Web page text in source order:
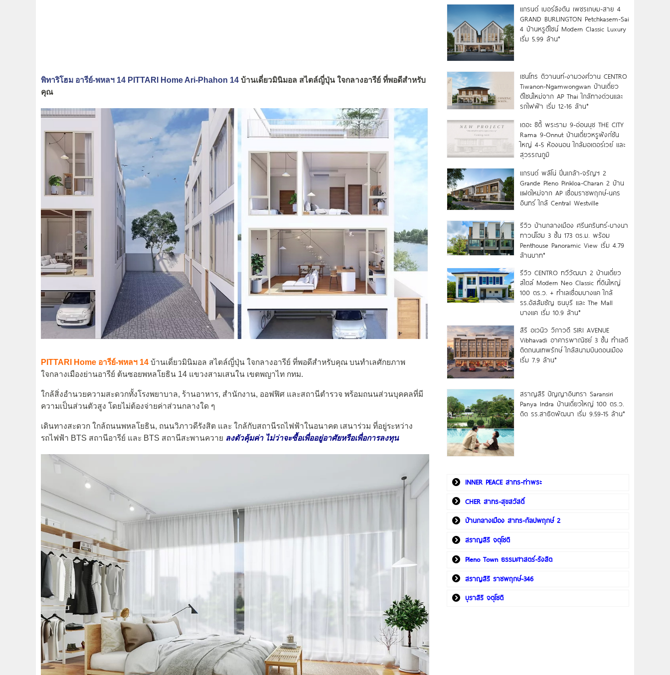
พิทาริโฮม อารีย์-พหลฯ 14 PITTARI Home Ari-Phahon 14 บ้านเดี่ยวมินิมอล สไตล์ญี่ปุ่น ใจกลางอารีย์ ที่พอดีสำหรับ
คุณ
PITTARI Home อารีย์-พหลฯ 14 บ้านเดี่ยวมินิมอล สไตล์ญี่ปุ่น ใจกลางอารีย์ ที่พอดีสำหรับคุณ บนทำเลศักยภาพ
ใจกลางเมืองย่านอารีย์ ต้นซอยพหลโยธิน 14 แขวงสามเสนใน เขตพญาไท กทม.
ใกล้สิ่งอำนวยความสะดวกทั้งโรงพยาบาล, ร้านอาหาร, สำนักงาน, ออฟฟิศ และสถานีตำรวจ พร้อมถนนส่วนบุคคลที่มี
ความเป็นส่วนตัวสูง โดยไม่ต้องจ่ายค่าส่วนกลางใด ๆ
เดินทางสะดวก ใกล้ถนนพหลโยธิน, ถนนวิภาวดีรังสิต และ ใกล้กับสถานีรถไฟฟ้าในอนาคต เสนาร่วม ที่อยู่ระหว่าง
รถไฟฟ้า BTS สถานีอารีย์ และ BTS สถานีสะพานควาย ลงตัวคุ้มค่า ไม่ว่าจะซื้อเพื่ออยู่อาศัยหรือเพื่อการลงทุน
แกรนด์ เบอร์ลิงตัน เพชรเกษม-สาย 4
GRAND BURLINGTON Petchkasem-Sai
4 บ้านหรูดีไซน์ Modern Classic Luxury
เริ่ม 5.99 ล้าน*
เซนโทร ติวานนท์-งามวงศ์วาน CENTRO
Tiwanon-Ngamwongwan บ้านเดี่ยว
ดีไซน์ใหม่จาก AP Thai ใกล้ทางด่วนและ
รถไฟฟ้า เริ่ม 12-16 ล้าน*
เดอะ ซิตี้ พระราม 9-อ่อนนุช THE CITY
Rama 9-Onnut บ้านเดี่ยวหรูฟังก์ชัน
ใหญ่ 4-5 ห้องนอน ใกล้มอเตอร์เวย์ และ
สุวรรณภูมิ
แกรนด์ พลีโน่ ปิ่นเกล้า-จรัญฯ 2
Grande Pleno Pinkloa-Charan 2 บ้าน
แฝดใหม่จาก AP เชื่อมราชพฤกษ์-นคร
อินทร์ ใกล้ Central Westville
รีวิว บ้านกลางเมือง ศรีนครินทร์-บางนา
ทาวน์โฮม 3 ชั้น 173 ตร.ม. พร้อม
Penthouse Panoramic View เริ่ม 4.79
ล้านบาท*
รีวิว CENTRO ทวีวัฒนา 2 บ้านเดี่ยว
สไตล์ Modern Neo Classic ที่ดินใหญ่
100 ตร.ว. + ทำเลเชื่อมบางแค ใกล้
รร.อัสสัมชัญ ธนบุรี และ The Mall
บางแค เริ่ม 10.9 ล้าน*
สิริ อเวนิว วิภาวดี SIRI AVENUE
Vibhavadi อาคารพาณิชย์ 3 ชั้น ทำเลดี
ติดถนนเทพรักษ์ ใกล้สนามบินดอนเมือง
เริ่ม 7.9 ล้าน*
สราญสิริ ปัญญาอินทรา Saransiri
Panya Indra บ้านเดี่ยวใหญ่ 100 ตร.ว.
ดิด รร.สาธิตพัฒนา เริ่ม 9.59-15 ล้าน*
INNER PEACE สาทร-ท่าพระ
CHER สาทร-สุขสวัสดิ์
บ้านกลางเมือง สาทร-กัลปพฤกษ์ 2
สราญสิริ จตุโชติ
Pleno Town ธรรมศาสตร์-รังสิต
สราญสิริ ราชพฤกษ์-346
บุราสิริ จตุโชติ